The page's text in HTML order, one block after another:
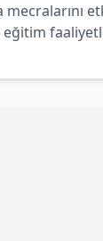
mecralarını